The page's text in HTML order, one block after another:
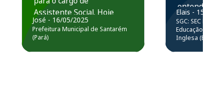
Assistente Social. Hoje
estou atuando na
Prefeitura de Santarém.
José - 16/05/2025
Prefeitura Municipal de Santarém
(Pará)
entender e
prática
resolução
questões.”
Elais - 15/07/
SGC: SEC BA
Educação
Inglesa (Edital